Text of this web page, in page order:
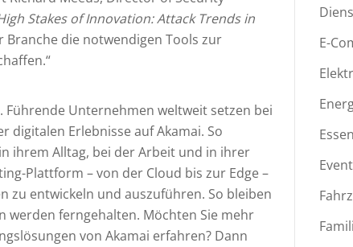
Stakes of Innovation: Attack Trends in
die notwendigen Tools zur
Unternehmen weltweit setzen bei
digitalen Erlebnisse auf Akamai. So
ihrem Alltag, bei der Arbeit und in ihrer
Plattform – von der Cloud bis zur Edge –
zu entwickeln und auszuführen. So bleiben
werden ferngehalten. Möchten Sie mehr
von Akamai erfahren? Dann
E-